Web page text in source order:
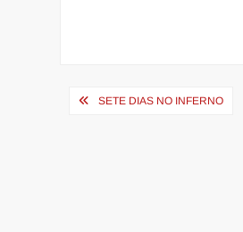
Navegação
SETE DIAS NO INFERNO